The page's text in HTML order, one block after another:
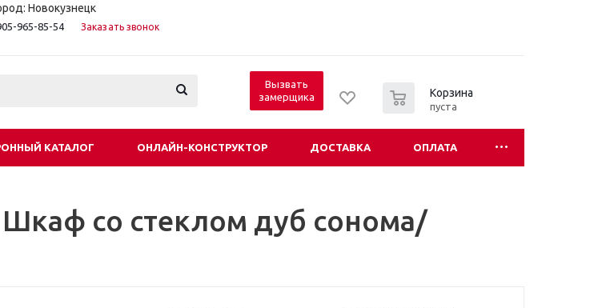
Новокузнецк
965-85-54
Заказать звонок
Вызвать
замерщика
Корзина
пуста
КАТАЛОГ ОНЛАЙН-КОНСТРУКТОР ДОСТАВКА ОПЛАТА
со стеклом дуб сонома/